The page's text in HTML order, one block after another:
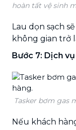
hoàn tất vệ sinh
Lau dọn sạch
không gian trở
Bước 7: Dịch
Tasker bơm gas
Nếu khách